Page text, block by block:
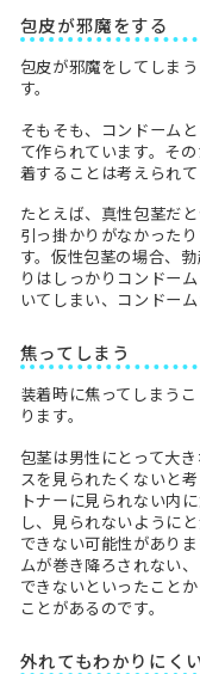
包皮が邪魔をする
包皮が邪魔をしてしま
す。
そもそも、コンドーム
て作られています。そ
着することは考えられて
たとえば、真性包茎だ
引っ掛かりがなかった
す。仮性包茎の場合、
りはしっかりコンドー
いてしまい、コンドー
焦ってしまう
装着時に焦ってしまう
ります。
包茎は男性にとって大
スを見られたくないと
トナーに見られない内
し、見られないように
できない可能性があり
ムが巻き降ろされない
できないといったこと
ことがあるのです。
外れてもわかりにく